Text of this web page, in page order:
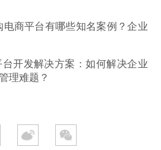
电商平台有哪些知名案例？企业
台开发解决方案：如何解决企业
理难题？